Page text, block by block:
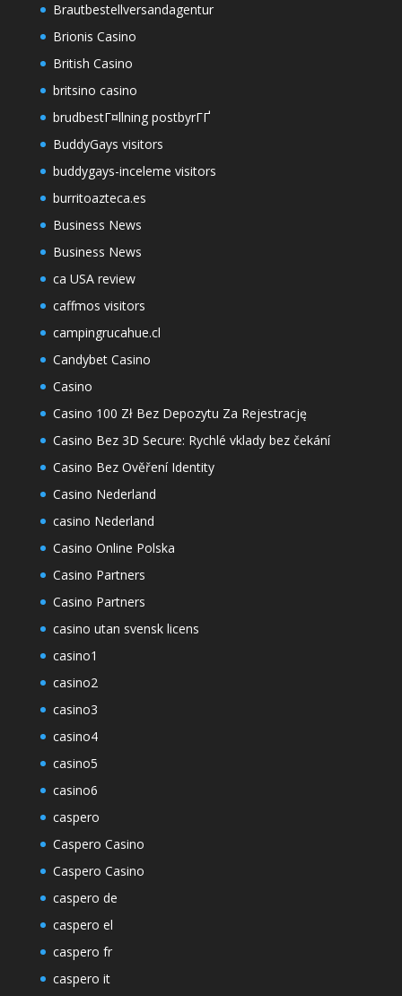
Brautbestellversandagentur
Brionis Casino
British Casino
britsino casino
brudbestГ¤llning postbyrГҐ
BuddyGays visitors
buddygays-inceleme visitors
burritoazteca.es
Business News
Business News
ca USA review
caffmos visitors
campingrucahue.cl
Candybet Casino
Casino
Casino 100 Zł Bez Depozytu Za Rejestrację
Casino Bez 3D Secure: Rychlé vklady bez čekání
Casino Bez Ověření Identity
Casino Nederland
casino Nederland
Casino Online Polska
Casino Partners
Casino Partners
casino utan svensk licens
casino1
casino2
casino3
casino4
casino5
casino6
caspero
Caspero Casino
Caspero Casino
caspero de
caspero el
caspero fr
caspero it